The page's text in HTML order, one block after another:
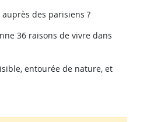
des parisiens ?
36 raisons de vivre dans
entourée de nature, et